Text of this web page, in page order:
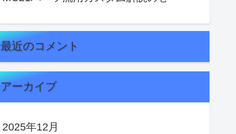
最近のコメント
アーカイブ
2025年12月